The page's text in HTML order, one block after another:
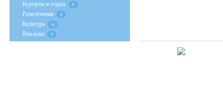
Курорты и отдых 0
Развлечения 0
Культура 14
Вокзалы 0